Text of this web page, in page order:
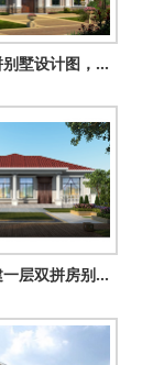
三层兄弟双拼别墅设计图，外观大气漂亮，颜色搭配协调，一层为
农村兄弟合建一层双拼房别墅图，对称设计，工整大方！